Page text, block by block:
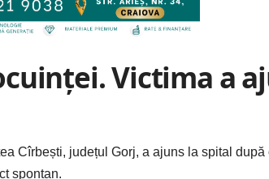
Victima a
Cîrbești, județul Gorj, a ajuns la spital după
spontan.